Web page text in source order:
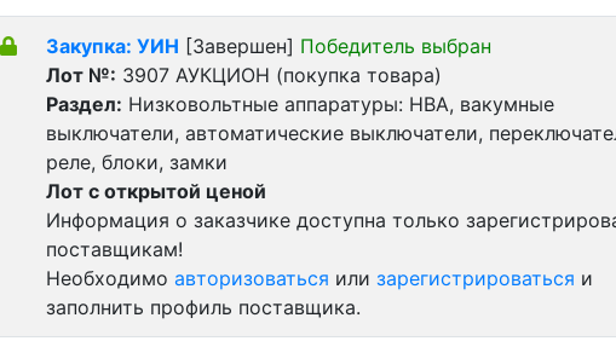
Закупка: УИН [Завершен] Победитель выбран
Лот №: 3907 АУКЦИОН (покупка товара)
Раздел: Низковольтные аппаратуры: НВА, вакумные
выключатели, автоматические выключатели,
реле, блоки, замки
Лот с открытой ценой
Информация о заказчике доступна только
поставщикам!
Необходимо авторизоваться или зарегистрироваться и
заполнить профиль поставщика.